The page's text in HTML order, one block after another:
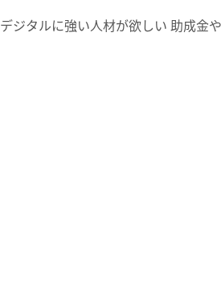
デジタルに強い人材が欲しい 助成金